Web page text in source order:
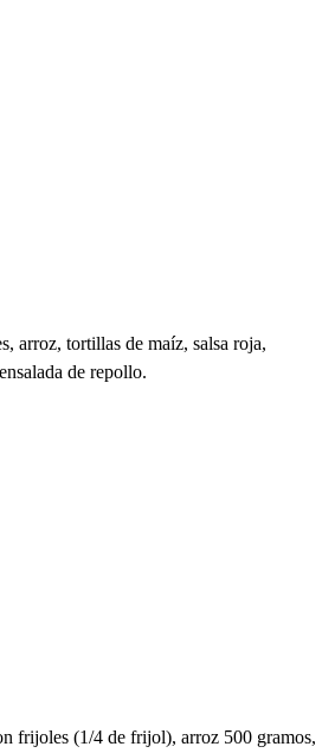
arroz, tortillas de maíz, salsa roja,
de repollo.
frijoles (1/4 de frijol), arroz 500 gramos,